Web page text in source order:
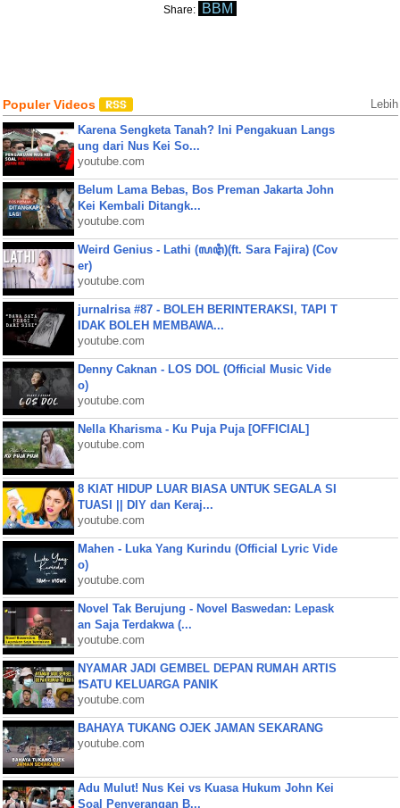
Share: BBM
Populer Videos Lebih
Karena Sengketa Tanah? Ini Pengakuan Langs
ung dari Nus Kei So...
youtube.com
Belum Lama Bebas, Bos Preman Jakarta John
Kei Kembali Ditangk...
youtube.com
Weird Genius - Lathi (ꦭꦛꦶ)(ft. Sara Fajira) (Cov
er)
youtube.com
jurnalrisa #87 - BOLEH BERINTERAKSI, TAPI T
IDAK BOLEH MEMBAWA...
youtube.com
Denny Caknan - LOS DOL (Official Music Vide
o)
youtube.com
Nella Kharisma - Ku Puja Puja [OFFICIAL]
youtube.com
8 KIAT HIDUP LUAR BIASA UNTUK SEGALA SI
TUASI || DIY dan Keraj...
youtube.com
Mahen - Luka Yang Kurindu (Official Lyric Vide
o)
youtube.com
Novel Tak Berujung - Novel Baswedan: Lepask
an Saja Terdakwa (...
youtube.com
NYAMAR JADI GEMBEL DEPAN RUMAH ARTIS
❗SATU KELUARGA PANIK
youtube.com
BAHAYA TUKANG OJEK JAMAN SEKARANG
youtube.com
Adu Mulut! Nus Kei vs Kuasa Hukum John Kei
Soal Penyerangan B...